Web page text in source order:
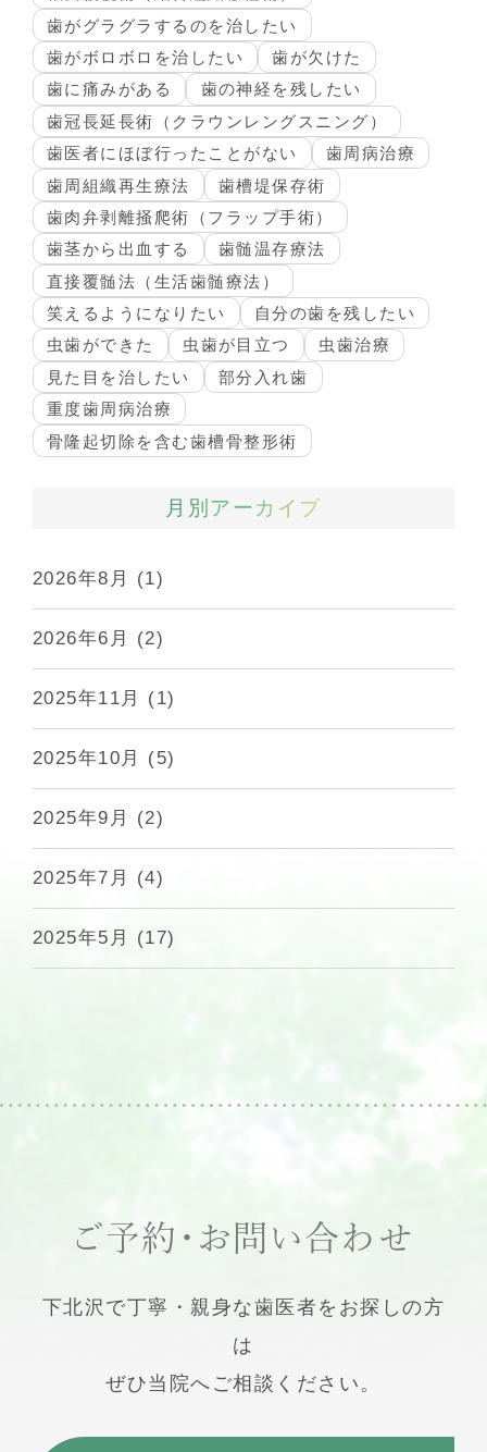
歯がグラグラするのを治したい
歯がボロボロを治したい
歯が欠けた
歯に痛みがある
歯の神経を残したい
歯冠長延長術（クラウンレングスニング）
歯医者にほぼ行ったことがない
歯周病治療
歯周組織再生療法
歯槽堤保存術
歯肉弁剥離掻爬術（フラップ手術）
歯茎から出血する
歯髄温存療法
直接覆髄法（生活歯髄療法）
笑えるようになりたい
自分の歯を残したい
虫歯ができた
虫歯が目立つ
虫歯治療
見た目を治したい
部分入れ歯
重度歯周病治療
骨隆起切除を含む歯槽骨整形術
月別アーカイブ
2026年8月 (1)
2026年6月 (2)
2025年11月 (1)
2025年10月 (5)
2025年9月 (2)
2025年7月 (4)
2025年5月 (17)
ご予約・お問い合わせ
下北沢で丁寧・親身な歯医者をお探しの方
は
ぜひ当院へご相談ください。